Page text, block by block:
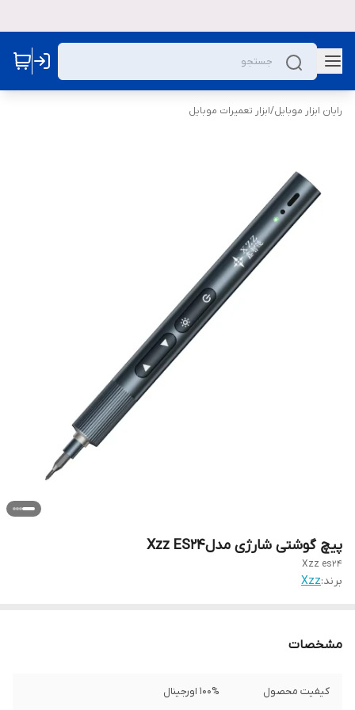
رایان ابزار موبایل/ابزار تعمیرات موبایل
پیچ گوشتی شارژی مدلXzz ES24
Xzz es24
برند:Xzz
مشخصات
کیفیت محصول 100% اورجینال